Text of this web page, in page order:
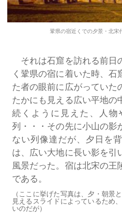
鞏県の宿近くでの夕景・北宋
それは石窟を訪れる前日
く鞏県の宿に着いた時、石
た者の眼前に広がっていた
たかにも見える広い平地の
続くように見えた、人物
列・・・その先に小山の影
ない列像達だが、夕日を
は、広い大地に長い影を引
風景だった。宿は北宋の王
である。
（ここに挙げた写真は、夕・朝景
見えるスライドによっているため
いのだが）